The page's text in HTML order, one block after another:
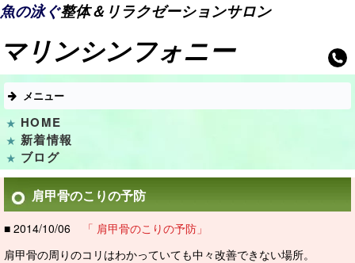
魚の泳ぐ整体＆リラクゼーションサロン
マリンシンフォニー
メニュー
HOME
新着情報
ブログ
肩甲骨のこりの予防
■ 2014/10/06
「 肩甲骨のこりの予防」
肩甲骨の周りのコリはわかっていても中々改善できない場所。